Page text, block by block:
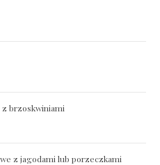
z brzoskwiniami
z jagodami lub porzeczkami